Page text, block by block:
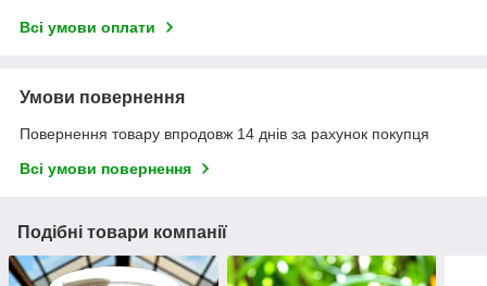
Всі умови оплати
Умови повернення
Повернення товару впродовж 14 днів за рахунок покупця
Всі умови повернення
Подібні товари компанії